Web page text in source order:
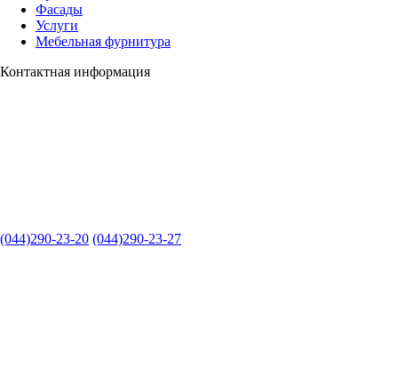
Фасады
Услуги
Мебельная фурнитура
Контактная информация
(044)290-23-20 (044)290-23-27